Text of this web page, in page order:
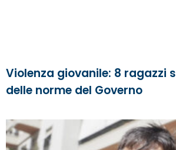
Violenza giovanile: 8 ragazzi
delle norme del Governo